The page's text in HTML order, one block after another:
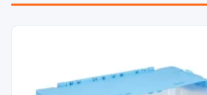
プラパレット